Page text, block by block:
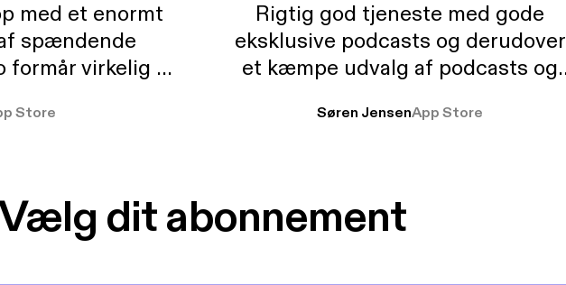
med et enormt
spændende
formår virkelig at
At der så også
Store
Rigtig god tjeneste med gode
eksklusive podcasts og derudover
et kæmpe udvalg af podcasts og
ikke andet så udelukkende pga
Søren JensenApp Store
dit abonnement